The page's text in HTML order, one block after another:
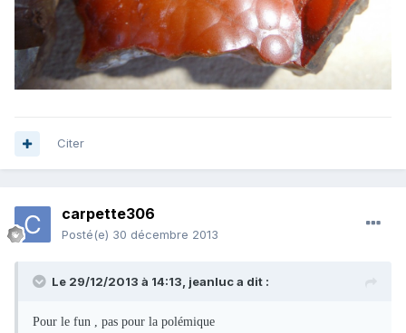
Citer
carpette306
Posté(e) 30 décembre 2013
Le 29/12/2013 à 14:13, jeanluc a dit :
Pour le fun , pas pour la polémique